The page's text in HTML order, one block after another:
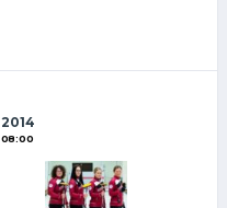
2014
08:00